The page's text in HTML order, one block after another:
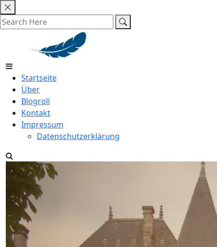
Skip
to
content
Startseite
Über
Blogroll
Kontakt
Impressum
Datenschutzerklärung